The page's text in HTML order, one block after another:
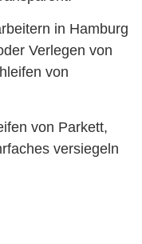
in Hamburg
Verlegen von
von
von Parkett,
versiegeln